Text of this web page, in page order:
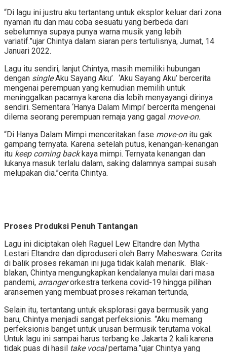
“Di lagu ini justru aku tertantang untuk eksplor keluar dari zona
nyaman itu dan mau coba sesuatu yang berbeda dari
sebelumnya supaya punya warna musik yang lebih
variatif.”ujar Chintya dalam siaran pers tertulisnya, Jumat, 14
Januari 2022.
Lagu itu sendiri, lanjut Chintya, masih memiliki hubungan
dengan singleAku Sayang Aku’. ‘Aku Sayang Aku’ bercerita
mengenai perempuan yang kemudian memilih untuk
meninggalkan pacarnya karena dia lebih menyayangi dirinya
sendiri. Sementara ‘Hanya Dalam Mimpi’ bercerita mengenai
dilema seorang perempuan remaja yang gagal move-on.
“Di Hanya Dalam Mimpi menceritakan fase move-onitu gak
gampang ternyata. Karena setelah putus, kenangan-kenangan
itu keep coming backkaya mimpi. Ternyata kenangan dan
lukanya masuk terlalu dalam, saking dalamnya sampai susah
melupakan dia.”cerita Chintya.
Proses Produksi Penuh Tantangan
Lagu ini diciptakan oleh Raguel Lew Eltandre dan Mytha
Lestari Eltandre dan diproduseri oleh Barry Maheswara. Cerita
di balik proses rekaman ini juga tidak kalah menarik. Blak-
blakan, Chintya mengungkapkan kendalanya mulai dari masa
pandemi, arrangerorkestra terkena covid-19 hingga pilihan
aransemen yang membuat proses rekaman tertunda,
Selain itu, tertantang untuk eksplorasi gaya bermusik yang
baru, Chintya menjadi sangat perfeksionis. “Aku memang
perfeksionis banget untuk urusan bermusik terutama vokal.
Untuk lagu ini sampai harus terbang ke Jakarta 2 kali karena
tidak puas di hasil take vocalpertama.”ujar Chintya yang